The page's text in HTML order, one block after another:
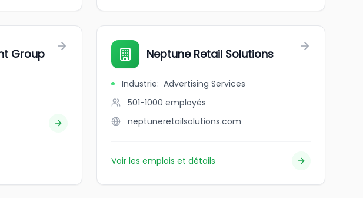
Group Neptune Retail Solutions
Industrie: Advertising Services
501-1000 employés
neptuneretailsolutions.com
Voir les emplois et détails